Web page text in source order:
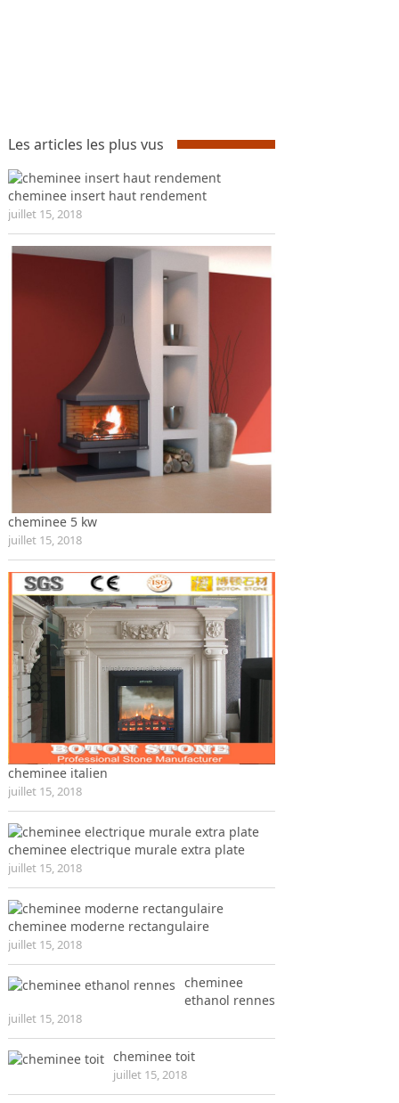
Les articles les plus vus
cheminee insert haut rendement
juillet 15, 2018
cheminee 5 kw
juillet 15, 2018
cheminee italien
juillet 15, 2018
cheminee electrique murale extra plate
juillet 15, 2018
cheminee moderne rectangulaire
juillet 15, 2018
cheminee
ethanol rennes
juillet 15, 2018
cheminee toit
juillet 15, 2018